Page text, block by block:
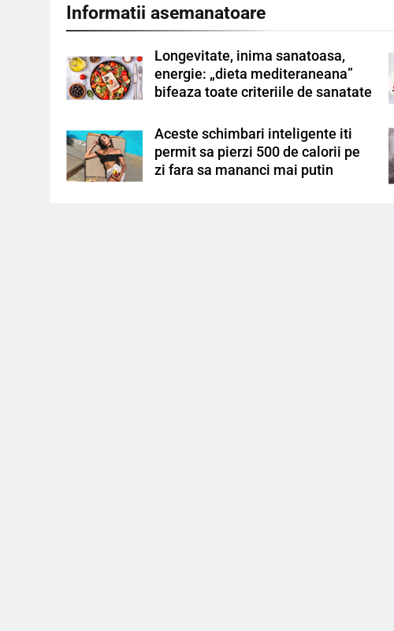
Informatii asemanatoare
Longevitate, inima sanatoasa,
energie: „dieta mediteraneana”
bifeaza toate criteriile de sanatate
Aceste schimbari inteligente iti
permit sa pierzi 500 de calorii pe
zi fara sa mananci mai putin